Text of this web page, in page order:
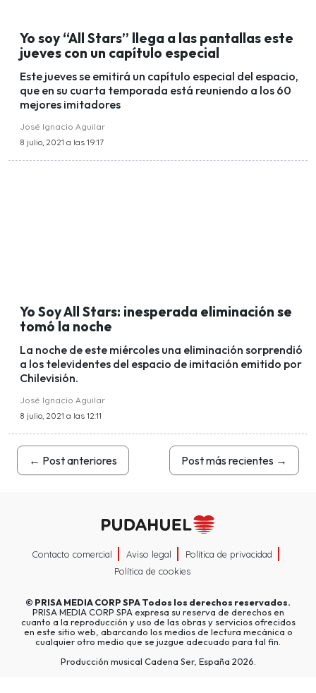
Yo soy “All Stars” llega a las pantallas este
jueves con un capítulo especial
Este jueves se emitirá un capítulo especial del espacio,
que en su cuarta temporada está reuniendo a los 60
mejores imitadores
José Ignacio Aguilar
8 julio, 2021 a las 19:17
Yo Soy All Stars: inesperada eliminación se
tomó la noche
La noche de este miércoles una eliminación sorprendió
a los televidentes del espacio de imitación emitido por
Chilevisión.
José Ignacio Aguilar
8 julio, 2021 a las 12:11
← Post anteriores Post más recientes →
Contacto comercial Aviso legal
Política de privacidad
Política de cookies
© PRISA MEDIA CORP SPA Todos los derechos reservados.
PRISA MEDIA CORP SPA expresa su reserva de derechos en
cuanto a la reproducción y uso de las obras y servicios ofrecidos
en este sitio web, abarcando los medios de lectura mecánica o
cualquier otro medio que se juzgue adecuado para tal fin.
Producción musical Cadena Ser, España 2026.